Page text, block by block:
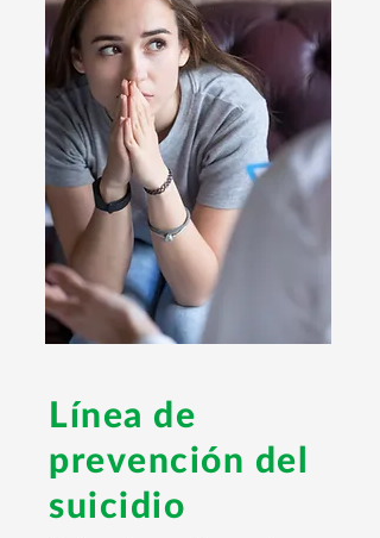
Línea de
prevención del
suicidio